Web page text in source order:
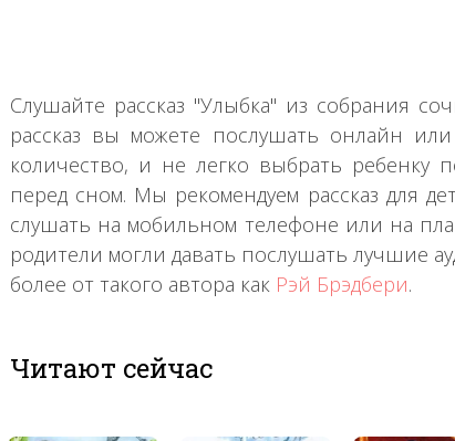
Слушайте рассказ "Улыбка" из собрания
рассказ вы можете послушать онлайн
количество, и не легко выбрать ребенку
перед сном. Мы рекомендуем рассказ для
слушать на мобильном телефоне или на
родители могли давать послушать лучшие
более от такого автора как Рэй Брэдбери.
Читают сейчас